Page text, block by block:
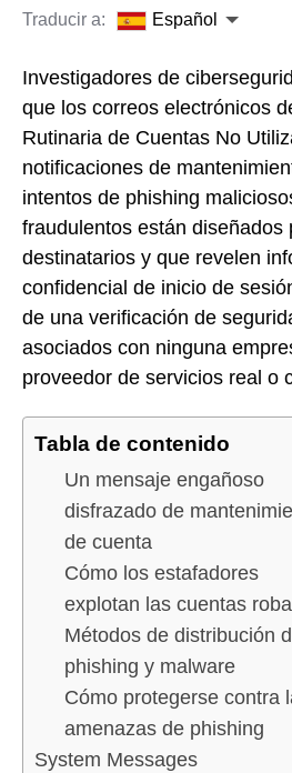
Traducir a:
Español
Investigadores de
que los correos electrónicos
Rutinaria de Cuentas No
notificaciones de
intentos de phishing
fraudulentos están diseñados
destinatarios y que revelen
confidencial de inicio de
de una verificación de
asociados con ninguna
proveedor de servicios real o
Tabla de contenido
Un mensaje engañoso
disfrazado de
de cuenta
Cómo los estafadores
explotan las cuentas
Métodos de distribución
phishing y malware
Cómo protegerse contra
amenazas de phishing
System Messages